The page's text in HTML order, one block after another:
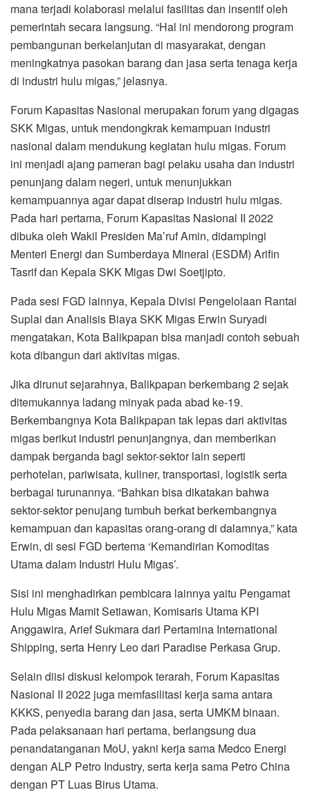
mana terjadi kolaborasi melalui fasilitas dan insentif oleh
pemerintah secara langsung. “Hal ini mendorong program
pembangunan berkelanjutan di masyarakat, dengan
meningkatnya pasokan barang dan jasa serta tenaga kerja
di industri hulu migas,” jelasnya.
Forum Kapasitas Nasional merupakan forum yang digagas
SKK Migas, untuk mendongkrak kemampuan industri
nasional dalam mendukung kegiatan hulu migas. Forum
ini menjadi ajang pameran bagi pelaku usaha dan industri
penunjang dalam negeri, untuk menunjukkan
kemampuannya agar dapat diserap industri hulu migas.
Pada hari pertama, Forum Kapasitas Nasional II 2022
dibuka oleh Wakil Presiden Ma’ruf Amin, didampingi
Menteri Energi dan Sumberdaya Mineral (ESDM) Arifin
Tasrif dan Kepala SKK Migas Dwi Soetjipto.
Pada sesi FGD lainnya, Kepala Divisi Pengelolaan Rantai
Suplai dan Analisis Biaya SKK Migas Erwin Suryadi
mengatakan, Kota Balikpapan bisa manjadi contoh sebuah
kota dibangun dari aktivitas migas.
Jika dirunut sejarahnya, Balikpapan berkembang 2 sejak
ditemukannya ladang minyak pada abad ke-19.
Berkembangnya Kota Balikpapan tak lepas dari aktivitas
migas berikut industri penunjangnya, dan memberikan
dampak berganda bagi sektor-sektor lain seperti
perhotelan, pariwisata, kuliner, transportasi, logistik serta
berbagai turunannya. “Bahkan bisa dikatakan bahwa
sektor-sektor penujang tumbuh berkat berkembangnya
kemampuan dan kapasitas orang-orang di dalamnya,” kata
Erwin, di sesi FGD bertema ‘Kemandirian Komoditas
Utama dalam Industri Hulu Migas’.
Sisi ini menghadirkan pembicara lainnya yaitu Pengamat
Hulu Migas Mamit Setiawan, Komisaris Utama KPI
Anggawira, Arief Sukmara dari Pertamina International
Shipping, serta Henry Leo dari Paradise Perkasa Grup.
Selain diisi diskusi kelompok terarah, Forum Kapasitas
Nasional II 2022 juga memfasilitasi kerja sama antara
KKKS, penyedia barang dan jasa, serta UMKM binaan.
Pada pelaksanaan hari pertama, berlangsung dua
penandatanganan MoU, yakni kerja sama Medco Energi
dengan ALP Petro Industry, serta kerja sama Petro China
dengan PT Luas Birus Utama.